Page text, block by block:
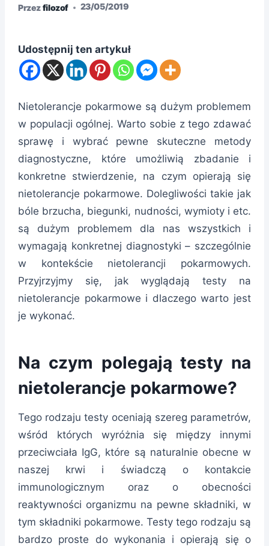
Przezfilozof 23/05/2019
Udostępnij ten artykuł
Nietolerancje pokarmowe są dużym problemem
w populacji ogólnej. Warto sobie z tego zdawać
sprawę i wybrać pewne skuteczne metody
diagnostyczne, które umożliwią zbadanie i
konkretne stwierdzenie, na czym opierają się
nietolerancje pokarmowe. Dolegliwości takie jak
bóle brzucha, biegunki, nudności, wymioty i etc.
są dużym problemem dla nas wszystkich i
wymagają konkretnej diagnostyki – szczególnie
w kontekście nietolerancji pokarmowych.
Przyjrzyjmy się, jak wyglądają testy na
nietolerancje pokarmowe i dlaczego warto jest
je wykonać.
Na czym polegają testy na
nietolerancje pokarmowe?
Tego rodzaju testy oceniają szereg parametrów,
wśród których wyróżnia się między innymi
przeciwciała IgG, które są naturalnie obecne w
naszej krwi i świadczą o kontakcie
immunologicznym oraz o obecności
reaktywności organizmu na pewne składniki, w
tym składniki pokarmowe. Testy tego rodzaju są
bardzo proste do wykonania i opierają się o